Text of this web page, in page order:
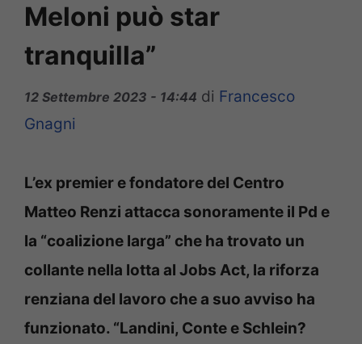
Meloni può star
tranquilla”
12 Settembre 2023 - 14:44 di Francesco
Gnagni
L’ex premier e fondatore del Centro
Matteo Renzi attacca sonoramente il Pd e
la “coalizione larga” che ha trovato un
collante nella lotta al Jobs Act, la riforza
renziana del lavoro che a suo avviso ha
funzionato. “Landini, Conte e Schlein?